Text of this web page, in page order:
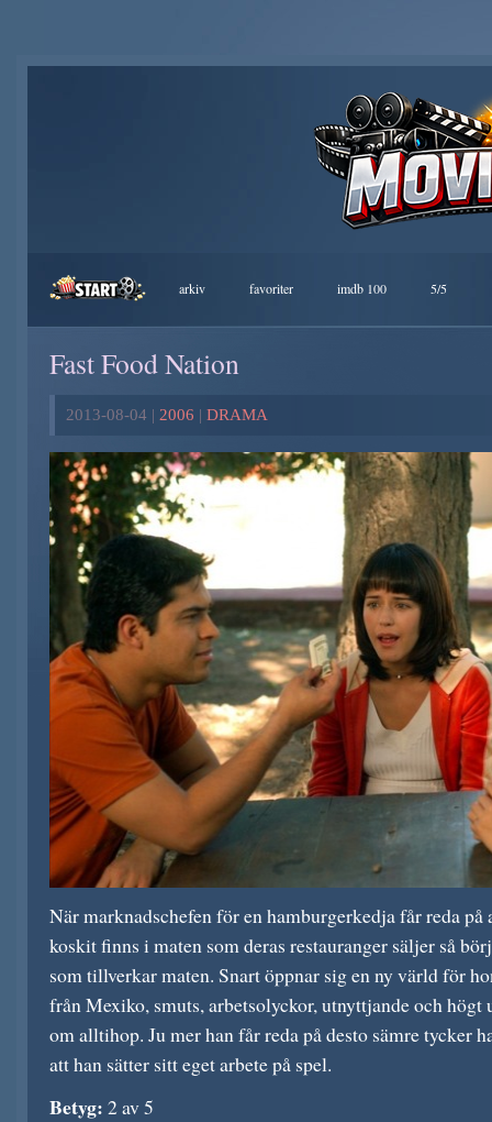
arkiv favoriter imdb 100 5/5
Fast Food Nation
2013-08-04 | 2006 | DRAMA
När marknadschefen för en hamburgerkedja får reda på
koskit finns i maten som deras restauranger säljer så
som tillverkar maten. Snart öppnar sig en ny värld för
från Mexiko, smuts, arbetsolyckor, utnyttjande och högt
om alltihop. Ju mer han får reda på desto sämre tycker
att han sätter sitt eget arbete på spel.
Betyg: 2 av 5